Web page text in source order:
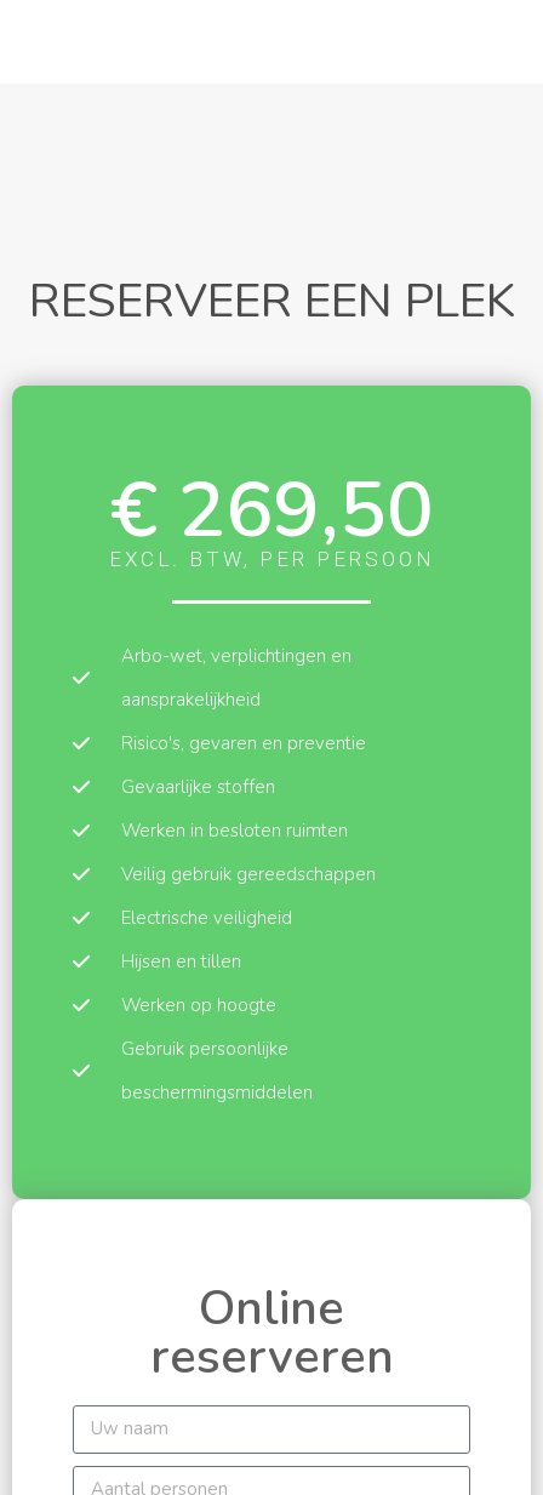
RESERVEER EEN PLEK
€ 269,50
EXCL. BTW, PER PERSOON
Arbo-wet, verplichtingen en
aansprakelijkheid
Risico's, gevaren en preventie
Gevaarlijke stoffen
Werken in besloten ruimten
Veilig gebruik gereedschappen
Electrische veiligheid
Hijsen en tillen
Werken op hoogte
Gebruik persoonlijke
beschermingsmiddelen
Online
reserveren